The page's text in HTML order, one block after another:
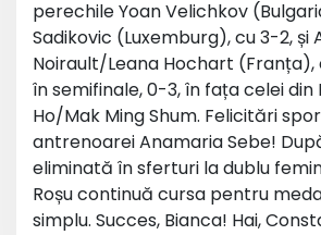
perechile Yoan Velichkov
Sadikovic (Luxemburg), cu 3-2, și
Noirault/Leana Hochart (Franța),
în semifinale, 0-3, în fața celei din
Ho/Mak Ming Shum. Felicitări
antrenoarei Anamaria Sebe!
eliminată în sferturi la dublu
Roșu continuă cursa pentru
simplu. Succes, Bianca! Hai,